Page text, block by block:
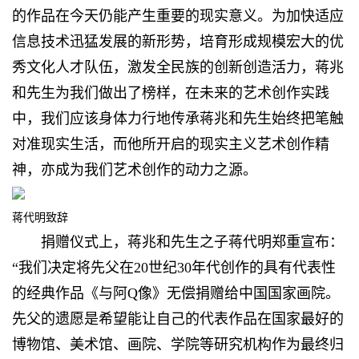
的作品在今天仍能产生重要的现实意义。为加快适应
信息技术迅猛发展的新形势，培育形成规模宏大的优
秀文化人才队伍，激发全民族的创新创造活力，蒋兆
和先生为我们做出了榜样，在未来的艺术创作实践
中，我们应该身体力行地传承蒋兆和先生始终把笔触
对准现实生活，而他所开启的现实主义艺术创作精
神，亦成为我们艺术创作的动力之源。
蒋代明致辞
捐赠仪式上，蒋兆和先生之子蒋代明郑重宣布：
“我们决定将先父在20世纪30年代创作的具有代表性
的经典作品《与阿Q像》无偿捐赠给中国国家画院。
先父的遗愿是希望能让自己的代表作品在国家最好的
博物馆、美术馆、画院、学院等研究机构作为最终归